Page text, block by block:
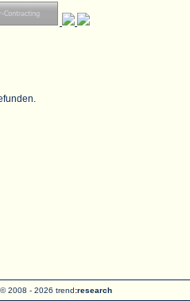
© 2008 - 2026 trend:research